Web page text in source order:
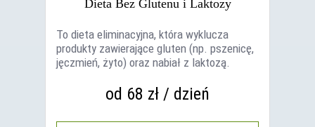
Dieta Bez Glutenu i Laktozy
To dieta eliminacyjna, która wyklucza
produkty zawierające gluten (np. pszenicę,
jęczmień, żyto) oraz nabiał z laktozą.
od 68 zł / dzień